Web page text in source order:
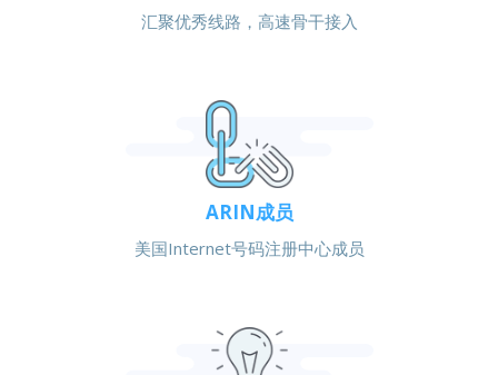
汇聚优秀线路，高速骨干接入
ARIN成员
美国Internet号码注册中心成员